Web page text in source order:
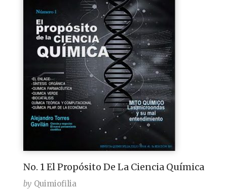
No. 1 El Propósito De La Ciencia Química
by Quimiofilia